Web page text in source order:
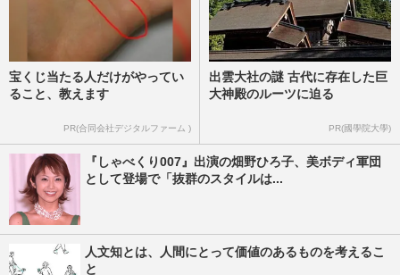
宝くじ当たる人だけがやってい
ること、教えます
PR(合同会社デジタルファーム )
出雲大社の謎 古代に存在した巨
大神殿のルーツに迫る
PR(國學院大學)
『しゃべくり007』出演の畑野ひろ子、美ボディ軍団
として登場で「抜群のスタイルは...
人文知とは、人間にとって価値のあるものを考えるこ
と